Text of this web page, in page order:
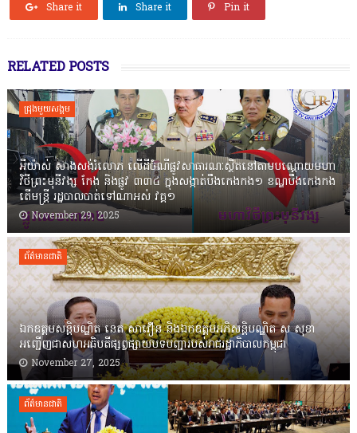
Share it Share it Pin it
RELATED POSTS
ជ្រុងមួយសង្គម
អីយ៉ាស់ សាងសង់រំលោភ លើដីចំណីផ្លូវសាធារណៈស្ថិតនៅតាមបណ្ដោយមហា
វិថីព្រះមុនីវង្ស កែង និងផ្លូវ ៣៣៤ ក្នុងសង្កាត់បឹងកេងកង១ ខណ្ឌបឹងកេងកង
តើមន្ត្រី រដ្ឋបាលបាត់ទៅណាអស់ វគ្គ១
November 29, 2025
ព័ត៌មានជាតិ
ឯកឧត្តមសន្តិបណ្ឌិត នេត សាវឿន និងឯកឧត្តមអភិសន្តិបណ្ឌិត ស សុខា
អញ្ជើញជាសហអធិបតីផ្សព្វផ្សាយបទបញ្ជារបស់រាជរដ្ឋាភិបាលកម្ពុជា
November 27, 2025
ព័ត៌មានជាតិ